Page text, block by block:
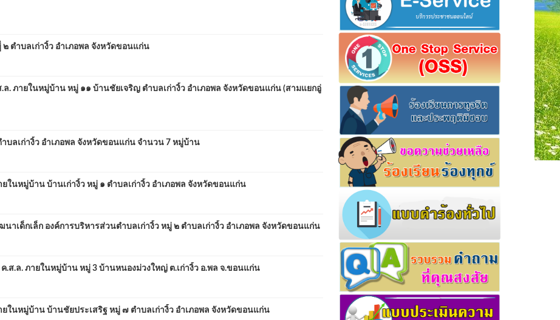
ตำบลเก่างิ้ว อำเภอพล จังหวัดขอนแก่น
. ภายในหมู่บ้าน หมู่ ๑๑ บ้านชัยเจริญ ตำบลเก่างิ้ว อำเภอพล จังหวัดขอนแก่น (สามแยกอู่
ลเก่างิ้ว อำเภอพล จังหวัดขอนแก่น จำนวน 7 หมู่บ้าน
ในหมู่บ้าน บ้านเก่างิ้ว หมู่ ๑ ตำบลเก่างิ้ว อำเภอพล จังหวัดขอนแก่น
เด็กเล็ก องค์การบริหารส่วนตำบลเก่างิ้ว หมู่ ๒ ตำบลเก่างิ้ว อำเภอพล จังหวัดขอนแก่น
.ส.ล. ภายในหมู่บ้าน หมู่ 3 บ้านหนองม่วงใหญ่ ต.เก่างิ้ว อ.พล จ.ขอนแก่น
ในหมู่บ้าน บ้านชัยประเสริฐ หมู่ ๗ ตำบลเก่างิ้ว อำเภอพล จังหวัดขอนแก่น